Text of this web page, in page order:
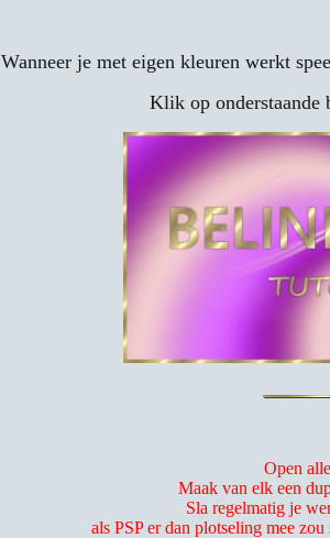
Wanneer je met eigen kleuren werkt
Klik op onderstaande
Open
Maak van elk een
Sla regelmatig je
als PSP er dan plotseling mee